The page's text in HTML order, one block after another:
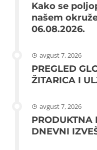
Kako se
našem
06.08.2026.
avgust 7, 2026
PREGLED
ŽITARICA I
avgust 7, 2026
PRODUKTNA
DNEVNI